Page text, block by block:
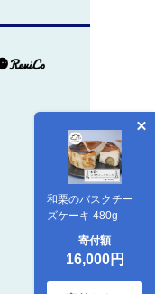
和栗のバスクチー
ズケーキ 480g
寄付額
16,000円